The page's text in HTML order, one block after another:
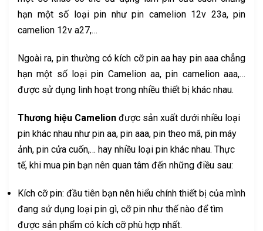
hạn một số loại pin như pin camelion 12v 23a, pin
camelion 12v a27,…
Ngoài ra, pin thường có kích cỡ pin aa hay pin aaa chẳng
hạn một số loại pin Camelion aa, pin camelion aaa,…
được sử dụng linh hoạt trong nhiều thiết bị khác nhau.
Thương hiệu Camelion được sản xuất dưới nhiều loại
pin khác nhau như pin aa, pin aaa, pin theo mã, pin máy
ảnh, pin cửa cuốn,… hay nhiều loại pin khác nhau. Thực
tế, khi mua pin bạn nên quan tâm đến những điều sau:
Kích cỡ pin: đầu tiên bạn nên hiểu chính thiết bị của mình
đang sử dụng loại pin gì, cỡ pin như thế nào để tìm
được sản phẩm có kích cỡ phù hợp nhất.